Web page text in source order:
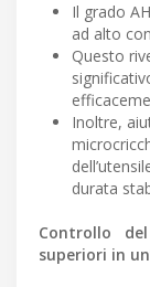
Il grado
ad alto
Questo
Inoltre,
durata
Controllo
superiori in